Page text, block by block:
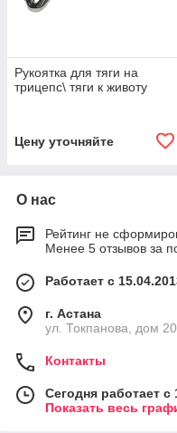
Рукоятка для тяги на
трицепс\ тяги к животу
Цену уточняйте
О нас
Рейтинг не
Менее 5 отзывов за
Работает с
г. Астана
ул. Токпанова, дом
Контакты
Сегодня работает с
Показать весь